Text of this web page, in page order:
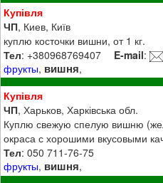
Купівля
ЧП, Киев, Київ
куплю косточки вишни, от 1 кг.
Тел: +380968769407 E-mail:
фрукты, вишня,
Купівля
ЧП, Харьков, Харківська обл.
Куплю свежую спелую вишню
окраса с хорошими вкусовыми
Тел: 050 711-76-75
фрукты, вишня,